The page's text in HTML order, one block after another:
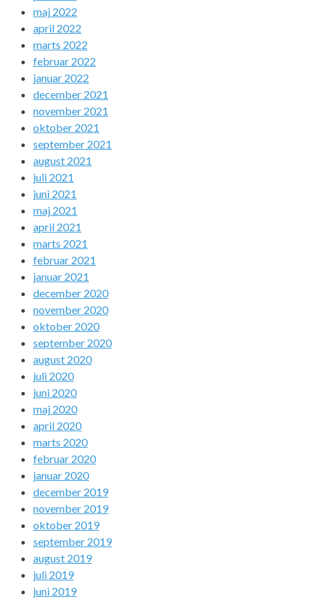
maj 2022
april 2022
marts 2022
februar 2022
januar 2022
december 2021
november 2021
oktober 2021
september 2021
august 2021
juli 2021
juni 2021
maj 2021
april 2021
marts 2021
februar 2021
januar 2021
december 2020
november 2020
oktober 2020
september 2020
august 2020
juli 2020
juni 2020
maj 2020
april 2020
marts 2020
februar 2020
januar 2020
december 2019
november 2019
oktober 2019
september 2019
august 2019
juli 2019
juni 2019